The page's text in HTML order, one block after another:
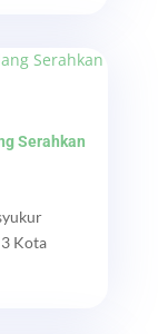
Serahkan
Kota